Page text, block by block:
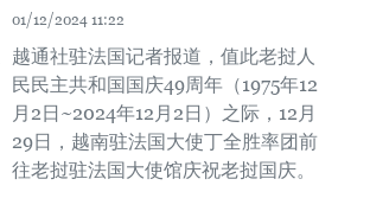
01/12/2024 11:22
越通社驻法国记者报道，值此老挝人
民民主共和国国庆49周年（1975年12
月2日~2024年12月2日）之际，12月
29日，越南驻法国大使丁全胜率团前
往老挝驻法国大使馆庆祝老挝国庆。